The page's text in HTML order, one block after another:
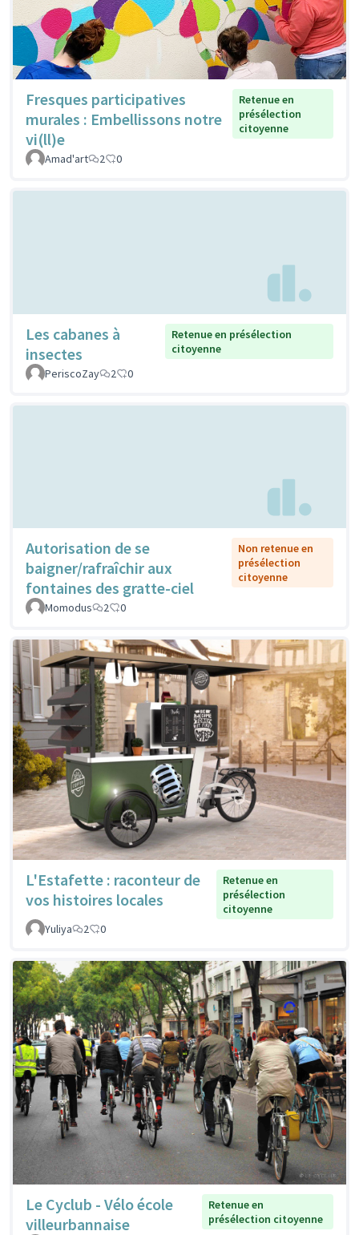
Fresques participatives
murales : Embellissons notre
vi(ll)e
Retenue en
présélection
citoyenne
Amad'art 2 0
Les cabanes à
insectes
Retenue en présélection
citoyenne
PeriscoZay
2 0
Autorisation de se
baigner/rafraîchir aux
fontaines des gratte-ciel
Non retenue en
présélection
citoyenne
Momodus 2 0
L'Estafette : raconteur de
vos histoires locales
Retenue en
présélection
citoyenne
Yuliya
2 0
Le Cyclub - Vélo école
villeurbannaise
Retenue en
présélection citoyenne